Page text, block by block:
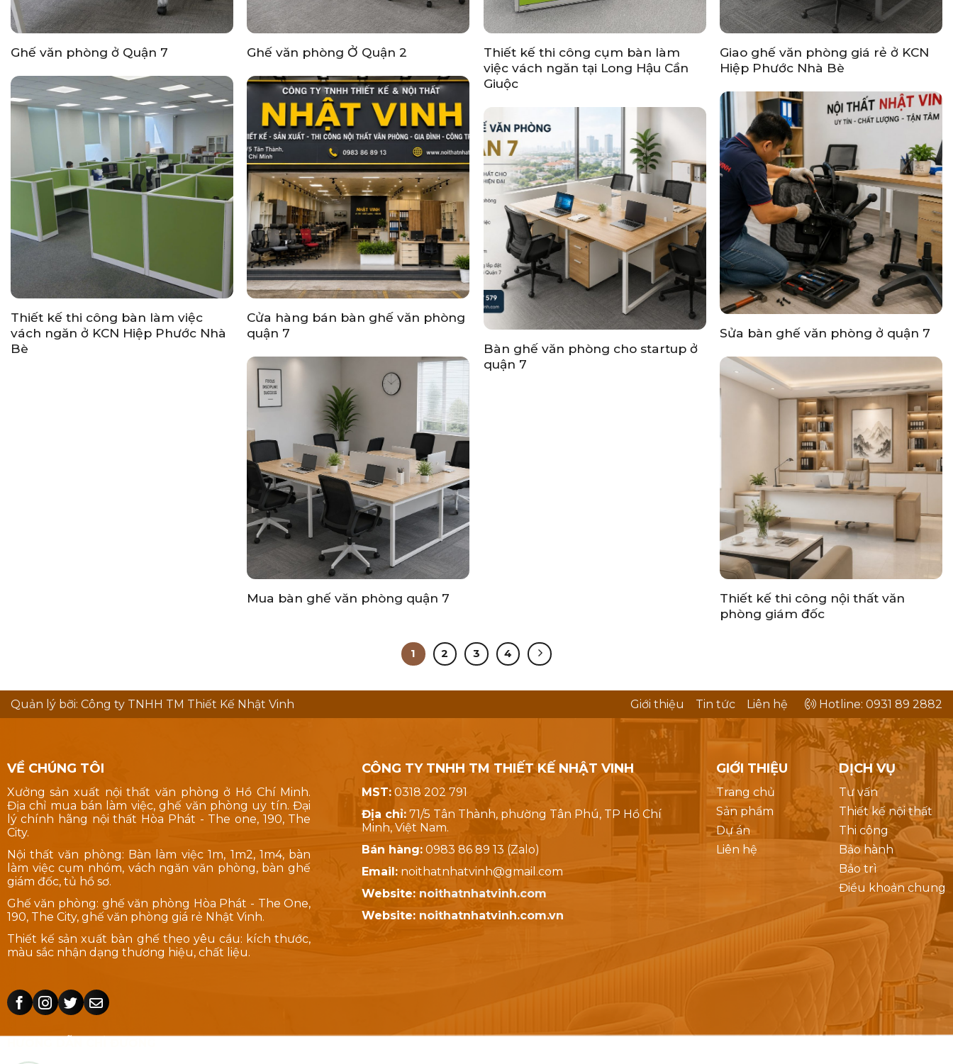
Ghế văn phòng ở Quận 7 Ghế văn phòng Ở Quận 2
Thiết kế thi công cụm bàn làm
việc vách ngăn tại Long Hậu Cần
Giuộc
Giao ghế văn phòng giá rẻ ở KCN
Hiệp Phước Nhà Bè
Thiết kế thi công bàn làm việc
vách ngăn ở KCN Hiệp Phước Nhà
Bè
Cửa hàng bán bàn ghế văn phòng
quận 7
Sửa bàn ghế văn phòng ở quận 7
Bàn ghế văn phòng cho startup ở
quận 7
Mua bàn ghế văn phòng quận 7
Thiết kế thi công nội thất văn
phòng giám đốc
1 2 3 4
Quản lý bỡi: Công ty TNHH TM Thiết Kế Nhật Vinh Giới thiệu Tin tức Liên hệ Hotline: 0931 89 2882
VỀ CHÚNG TÔI
Xưởng sản xuất nội thất văn phòng ở Hồ Chí Minh.
Địa chỉ mua bán làm việc, ghế văn phòng uy tín. Đại
lý chính hãng nội thất Hòa Phát - The one, 190, The
City.
Nội thất văn phòng: Bàn làm việc 1m, 1m2, 1m4, bàn
làm việc cụm nhóm, vách ngăn văn phòng, bàn ghế
giám đốc, tủ hồ sơ.
Ghế văn phòng: ghế văn phòng Hòa Phát - The One,
190, The City, ghế văn phòng giá rẻ Nhật Vinh.
Thiết kế sản xuất bàn ghế theo yêu cầu: kích thước,
màu sắc nhận dạng thương hiệu, chất liệu.
CÔNG TY TNHH TM THIẾT KẾ NHẬT VINH
MST: 0318 202 791
Địa chỉ: 71/5 Tân Thành, phường Tân Phú, TP Hồ Chí
Minh, Việt Nam.
Bán hàng: 0983 86 89 13 (Zalo)
Email: noithatnhatvinh@gmail.com
Website: noithatnhatvinh.com
Website: noithatnhatvinh.com.vn
GIỚI THIỆU
Trang chủ
Sản phẩm
Dự án
Liên hệ
DỊCH VỤ
Tư vấn
Thiết kế nội thất
Thi công
Bảo hành
Bảo trì
Điều khoản chung